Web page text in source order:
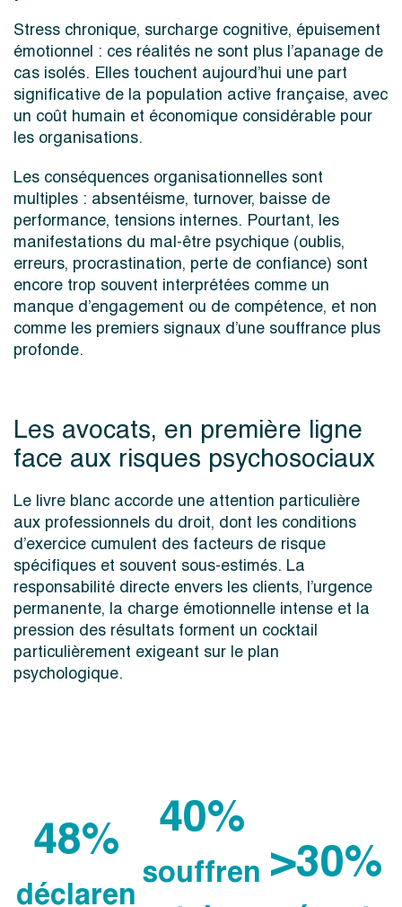
Stress chronique, surcharge cognitive, épuisement
émotionnel : ces réalités ne sont plus l’apanage de
cas isolés. Elles touchent aujourd’hui une part
significative de la population active française, avec
un coût humain et économique considérable pour
les organisations.
Les conséquences organisationnelles sont
multiples : absentéisme, turnover, baisse de
performance, tensions internes. Pourtant, les
manifestations du mal-être psychique (oublis,
erreurs, procrastination, perte de confiance) sont
encore trop souvent interprétées comme un
manque d’engagement ou de compétence, et non
comme les premiers signaux d’une souffrance plus
profonde.
Les avocats, en première ligne
face aux risques psychosociaux
Le livre blanc accorde une attention particulière
aux professionnels du droit, dont les conditions
d’exercice cumulent des facteurs de risque
spécifiques et souvent sous-estimés. La
responsabilité directe envers les clients, l’urgence
permanente, la charge émotionnelle intense et la
pression des résultats forment un cocktail
particulièrement exigeant sur le plan
psychologique.
48%
déclaren
40%
souffren >30%